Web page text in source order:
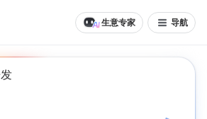
生意专家 导航